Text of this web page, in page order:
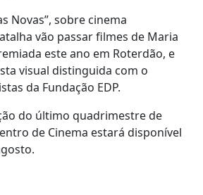
Novas”, sobre cinema
vão passar filmes de Maria
este ano em Roterdão, e
visual distinguida com o
da Fundação EDP.
do último quadrimestre de
de Cinema estará disponível